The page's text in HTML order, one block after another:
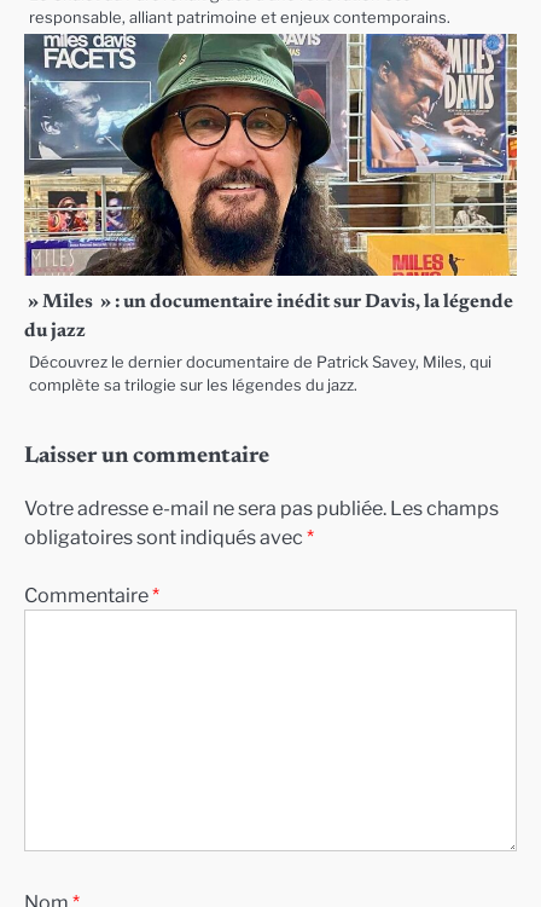
responsable, alliant patrimoine et enjeux contemporains.
» Miles » : un documentaire inédit sur Davis, la légende
du jazz
Découvrez le dernier documentaire de Patrick Savey, Miles, qui
complète sa trilogie sur les légendes du jazz.
Laisser un commentaire
Votre adresse e-mail ne sera pas publiée. Les champs
obligatoires sont indiqués avec *
Commentaire*